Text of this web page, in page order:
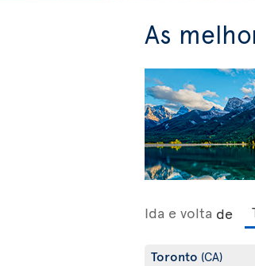
As
Ida e volta de
Toronto (CA)